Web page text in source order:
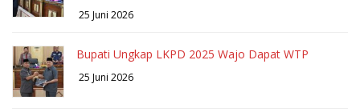
25 Juni 2026
Bupati Ungkap LKPD 2025 Wajo Dapat WTP
25 Juni 2026